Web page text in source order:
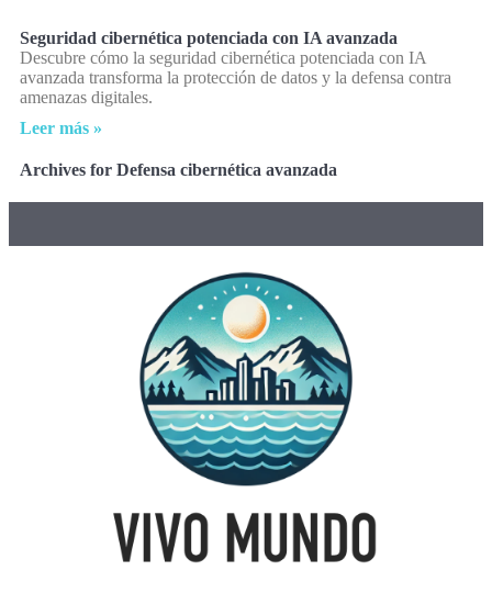
Seguridad cibernética potenciada con IA avanzada
Descubre cómo la seguridad cibernética potenciada con IA
avanzada transforma la protección de datos y la defensa contra
amenazas digitales.
Leer más »
Archives for Defensa cibernética avanzada